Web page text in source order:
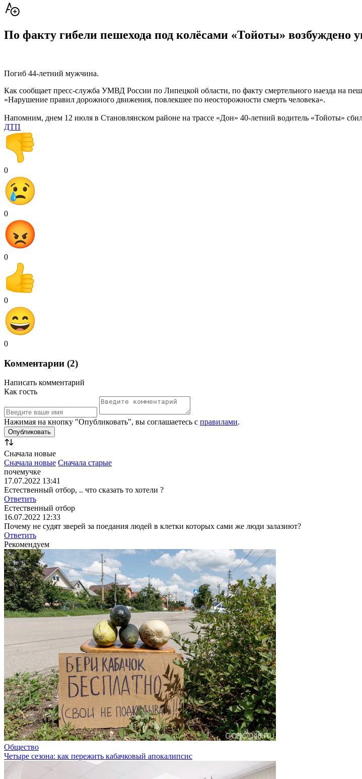
По факту гибели пешехода под колёсами «Тойоты» возбуждено
Погиб 44-летний мужчина.
Как сообщает пресс-служба УМВД России по Липецкой области, по факту смертельного наезда на
«Нарушение правил дорожного движения, повлекшее по неосторожности смерть человека».
Напомним, днем 12 июля в Становлянском районе на трассе «Дон» 40-летний водитель «Тойоты»
ДТП
0
0
0
0
0
Комментарии (2)
Написать комментарий
Как гость
Нажимая на кнопку "Опубликовать", вы соглашаетесь с правилами.
Сначала новые
Сначала новые Сначала старые
почемучке
17.07.2022 13:41
Естественный отбор, .. что сказать то хотели ?
Ответить
Естественный отбор
16.07.2022 12:33
Почему не судят зверей за поедания людей в клетки которых сами же люди залазиют?
Ответить
Рекомендуем
Общество
Четыре сезона: как пережить кабачковый апокалипсис